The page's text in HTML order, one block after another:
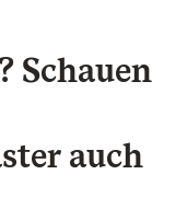
Schauen
auch